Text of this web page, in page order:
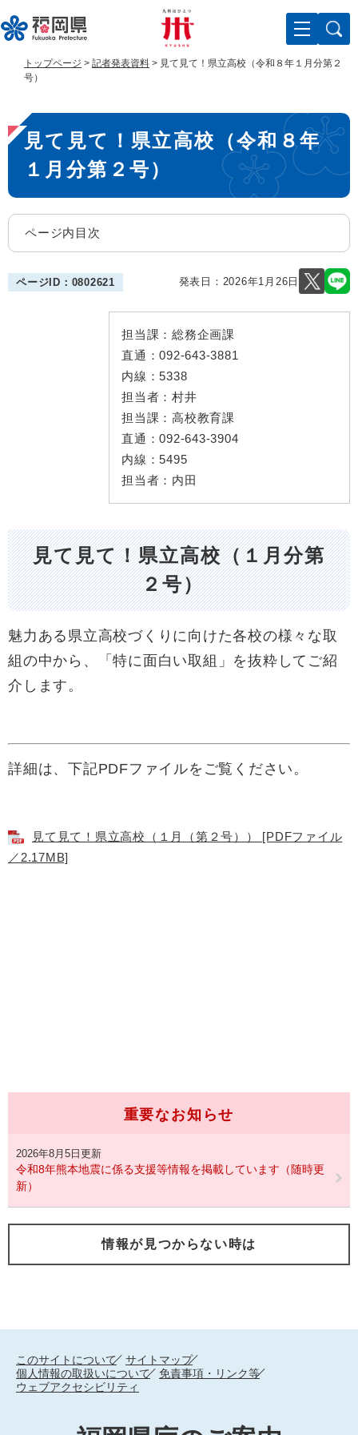
ー
ジ
す
。
ニ
ュ
し
て
へ
トップページ > 記者発表資料 > 見て見て！県立高校（令和８年１月分第２
号）
本
文
見て見て！県立高校（令和８年
１月分第２号）
ページ内目次
ページID：0802621 発表日： 2026年1月26日
担当課： 総務企画課
直通：092-643-3881
内線：5338
担当者： 村井
担当課： 高校教育課
直通：092-643-3904
内線：5495
担当者： 内田
見て見て！県立高校（１月分第
２号）
魅力ある県立高校づくりに向けた各校の様々な取
組の中から、「特に面白い取組」を抜粋してご紹
介します。
詳細は、下記PDFファイルをご覧ください。
見て見て！県立高校（１月（第２号）） [PDFファイル
／2.17MB]
重要なお知らせ
2026年8月5日更新
令和8年熊本地震に係る支援等情報を掲載しています（随時更
新）
情報が見つからない時は
このサイトについて
サイトマップ
個人情報の取扱いについて
免責事項・リンク等
ウェブアクセシビリティ